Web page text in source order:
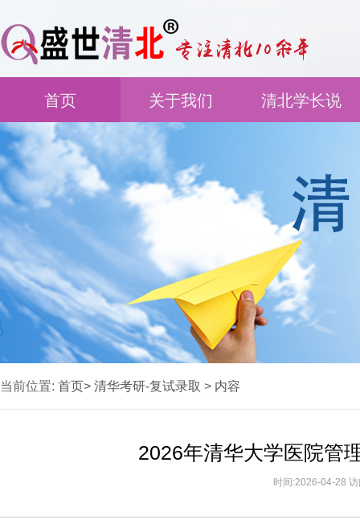
首页 关于我们 清北学长说
当前位置: 首页> 清华考研-复试录取 > 内容
2026年清华大学医院管
时间:2026-04-28